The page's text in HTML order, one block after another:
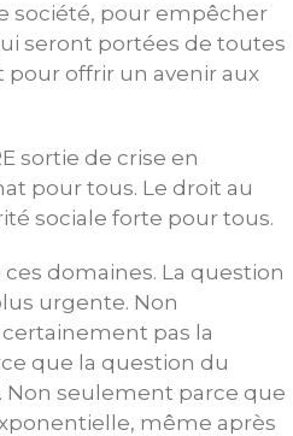
société, pour empêcher
seront portées de toutes
offrir un avenir aux
sortie de crise en
pour tous. Le droit au
sociale forte pour tous.
domaines. La question
urgente. Non
pas la
que la question du
Non seulement parce que
même après